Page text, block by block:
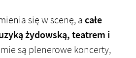
się w scenę, acałe
żydowską, teatrem i
są plenerowe koncerty,